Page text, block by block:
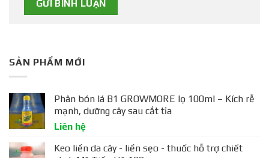
SẢN PHẨM MỚI
Phân bón lá B1 GROWMORE lọ 100ml – Kích rễ
mạnh, dưỡng cây sau cắt tỉa
Liên hệ
Keo liền da cây - liền sẹo - thuốc hỗ trợ chiết